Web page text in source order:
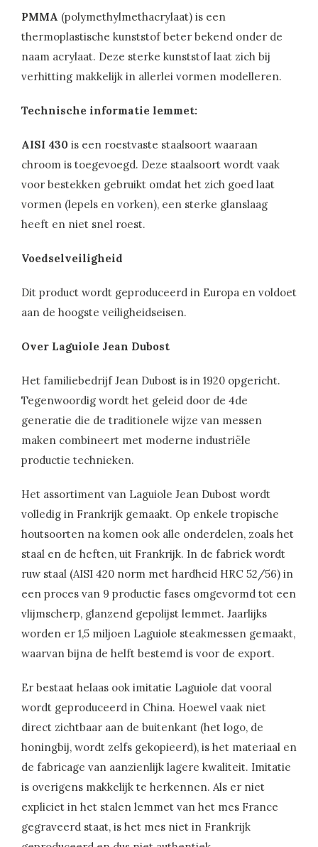
PMMA (polymethylmethacrylaat) is een
thermoplastische kunststof beter bekend onder de
naam acrylaat. Deze sterke kunststof laat zich bij
verhitting makkelijk in allerlei vormen modelleren.
Technische informatie lemmet:
AISI 430 is een roestvaste staalsoort waaraan
chroom is toegevoegd. Deze staalsoort wordt vaak
voor bestekken gebruikt omdat het zich goed laat
vormen (lepels en vorken), een sterke glanslaag
heeft en niet snel roest.
Voedselveiligheid
Dit product wordt geproduceerd in Europa en voldoet
aan de hoogste veiligheidseisen.
Over Laguiole Jean Dubost
Het familiebedrijf Jean Dubost is in 1920 opgericht.
Tegenwoordig wordt het geleid door de 4de
generatie die de traditionele wijze van messen
maken combineert met moderne industriële
productie technieken.
Het assortiment van Laguiole Jean Dubost wordt
volledig in Frankrijk gemaakt. Op enkele tropische
houtsoorten na komen ook alle onderdelen, zoals het
staal en de heften, uit Frankrijk. In de fabriek wordt
ruw staal (AISI 420 norm met hardheid HRC 52/56) in
een proces van 9 productie fases omgevormd tot een
vlijmscherp, glanzend gepolijst lemmet. Jaarlijks
worden er 1,5 miljoen Laguiole steakmessen gemaakt,
waarvan bijna de helft bestemd is voor de export.
Er bestaat helaas ook imitatie Laguiole dat vooral
wordt geproduceerd in China. Hoewel vaak niet
direct zichtbaar aan de buitenkant (het logo, de
honingbij, wordt zelfs gekopieerd), is het materiaal en
de fabricage van aanzienlijk lagere kwaliteit. Imitatie
is overigens makkelijk te herkennen. Als er niet
expliciet in het stalen lemmet van het mes France
gegraveerd staat, is het mes niet in Frankrijk